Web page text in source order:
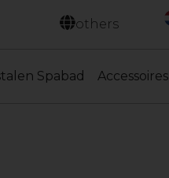
others
Spabad Accessoires